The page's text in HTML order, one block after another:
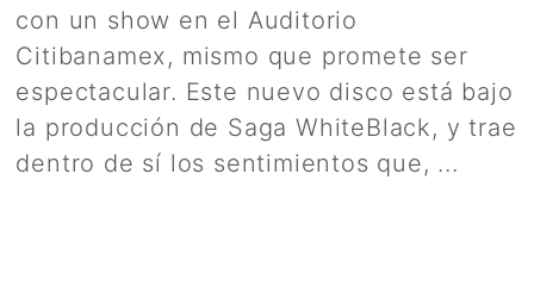
con un show en el Auditorio
Citibanamex, mismo que promete ser
espectacular. Este nuevo disco está bajo
la producción de Saga WhiteBlack, y trae
dentro de sí los sentimientos que, ...